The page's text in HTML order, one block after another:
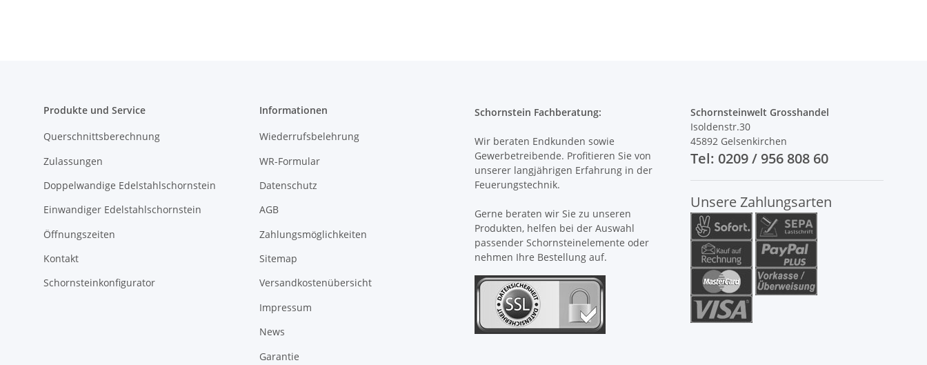
Produkte und Service
Querschnittsberechnung
Zulassungen
Doppelwandige Edelstahlschornstein
Einwandiger Edelstahlschornstein
Öffnungszeiten
Kontakt
Schornsteinkonfigurator
Informationen
Wiederrufsbelehrung
WR-Formular
Datenschutz
AGB
Zahlungsmöglichkeiten
Sitemap
Versandkostenübersicht
Impressum
News
Garantie
Schornstein Fachberatung:
Wir beraten Endkunden sowie
Gewerbetreibende. Profitieren Sie von
unserer langjährigen Erfahrung in der
Feuerungstechnik.
Gerne beraten wir Sie zu unseren
Produkten, helfen bei der Auswahl
passender Schornsteinelemente oder
nehmen Ihre Bestellung auf.
Schornsteinwelt Grosshandel
Isoldenstr.30
45892 Gelsenkirchen
Tel: 0209 / 956 808 60
Unsere Zahlungsarten